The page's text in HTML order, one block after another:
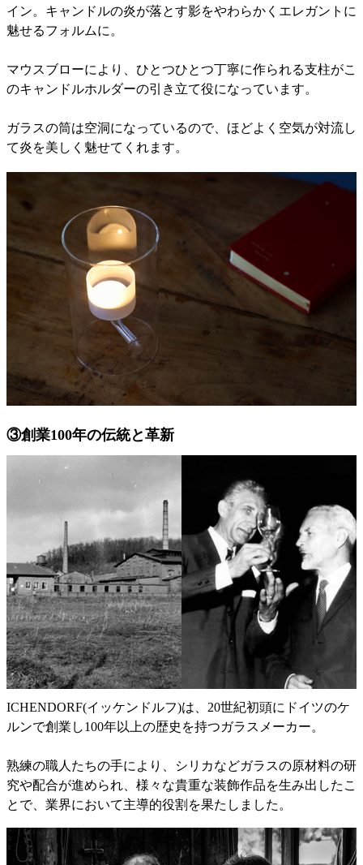
イン。キャンドルの炎が落とす影をやわらかくエレガントに
魅せるフォルムに。
マウスブローにより、ひとつひとつ丁寧に作られる支柱がこ
のキャンドルホルダーの引き立て役になっています。
ガラスの筒は空洞になっているので、ほどよく空気が対流し
て炎を美しく魅せてくれます。
③創業100年の伝統と革新
ICHENDORF(イッケンドルフ)は、20世紀初頭にドイツのケ
ルンで創業し100年以上の歴史を持つガラスメーカー。
熟練の職人たちの手により、シリカなどガラスの原材料の研
究や配合が進められ、様々な貴重な装飾作品を生み出したこ
とで、業界において主導的役割を果たしました。